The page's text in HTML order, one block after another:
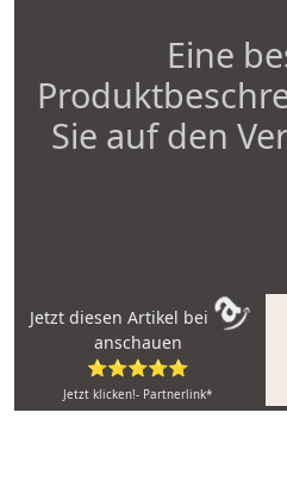
Eine
Sie auf den
Jetzt diesen Artikel bei
anschauen
⭐⭐⭐⭐⭐
Jetzt klicken!- Partnerlink*